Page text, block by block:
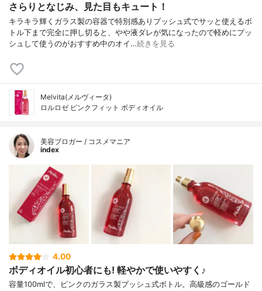
さらりとなじみ、見た目もキュート！
キラキラ輝くガラス製の容器で特別感ありプッシュ式でサッと使えるボ
トル下まで完全に押し切ると、やや液ダレが気になったので軽めにプッ
シュして使うのがおすすめ中のオイ…続きを見る
Melvita(メルヴィータ)
ロルロゼ ピンクフィット ボディオイル
美容ブロガー / コスメマニア
index
4.00
ボディオイル初心者にも! 軽やかで使いやすく♪
容量100mlで、ピンクのガラス製プッシュ式ボトル。高級感のゴールド